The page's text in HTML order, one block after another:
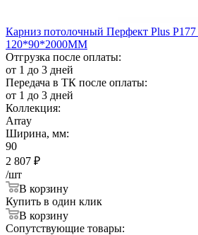
Карниз потолочный Перфект Plus Р177
120*90*2000ММ
Отгрузка после оплаты:
от 1 до 3 дней
Передача в ТК после оплаты:
от 1 до 3 дней
Коллекция:
Array
Ширина, мм:
90
2 807 ₽
/шт
В корзину
Купить в один клик
В корзину
Сопутствующие товары: